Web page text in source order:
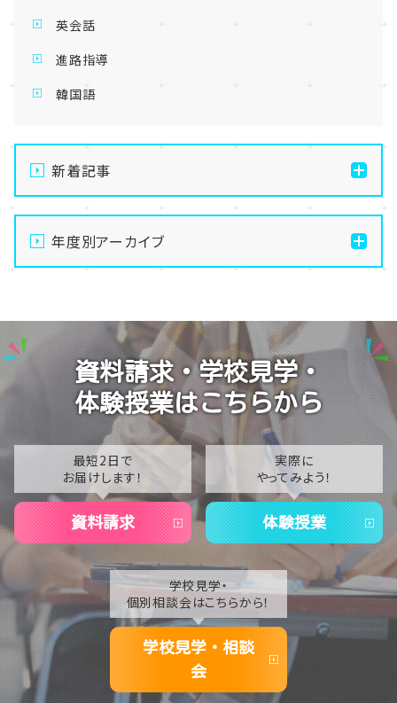
英会話
進路指導
韓国語
新着記事
【名古屋】🌺転入生・編入生 出願受付中🌺
【名古屋】🏫名古屋学習センター・スクーリング🏫
【名古屋】🎐2026年・夏季閉校期間のお知らせ🎐
【名古屋】🎐2026年8月スタート🎐
年度別アーカイブ
2025
2024
2023
2021
2020
資料請求・学校見学・
体験授業はこちらから
最短2日で
お届けします！
資料請求
実際に
やってみよう！
体験授業
学校見学・
個別相談会はこちらから！
学校見学・相談
会